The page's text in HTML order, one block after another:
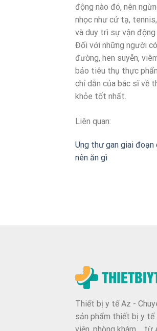
động nào đó, nên
nhọc như cử tạ,
và duy trì sự vận
Đối với những người
đường, hen suyễn,
bảo tiêu thụ thực
chỉ dẫn của bác sĩ về
khỏe tốt nhất.
Liên quan:
Ung thư gan giai đoạn
nên ăn gì
Thiết bị y tế Az -
sản phẩm thiết bị y tế